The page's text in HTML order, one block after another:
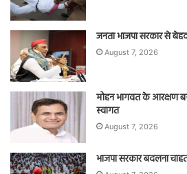
जनता भाजपा सरकार से
August 7, 2026
मोहन भागवत के आरक्षण
स्वागत
August 7, 2026
भाजपा सरकार बदलना